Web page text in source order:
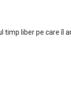
timp liber pe care îl